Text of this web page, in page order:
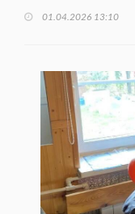
01.04.2026 13:10